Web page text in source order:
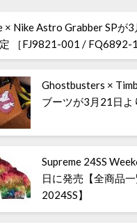
× Nike Astro Grabber SPが
［FJ9821-001 / FQ6892-
Ghostbusters ×
ブーツが3月21日よ
Supreme 24SS
日に発売【全商品
2024SS】